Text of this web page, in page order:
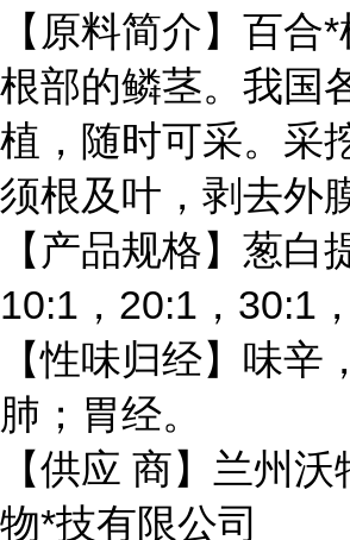
【原料简介】百合
根部的鳞茎。我国
植，随时可采。采
须根及叶，剥去外
【产品规格】葱白
10:1，20:1，30:1
【性味归经】味辛
肺；胃经。
【供应 商】兰州
物*技有限公司